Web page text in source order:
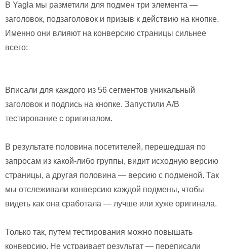
В Yagla мы разметили для подмен три элемента —
заголовок, подзаголовок и призыв к действию на кнопке.
Именно они влияют на конверсию страницы сильнее
всего:
Вписали для каждого из 56 сегментов уникальный
заголовок и подпись на кнопке. Запустили A/B
тестирование с оригиналом.
В результате половина посетителей, перешедшая по
запросам из какой-либо группы, видит исходную версию
страницы, а другая половина — версию с подменой. Так
мы отслеживали конверсию каждой подмены, чтобы
видеть как она сработала — лучше или хуже оригинала.
Только так, путем тестирования можно повышать
конверсию. Не устраивает результат — переписали